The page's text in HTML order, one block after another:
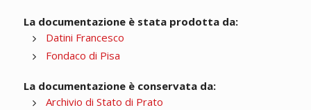
La documentazione è stata prodotta da:
Datini Francesco
Fondaco di Pisa
La documentazione è conservata da:
Archivio di Stato di Prato